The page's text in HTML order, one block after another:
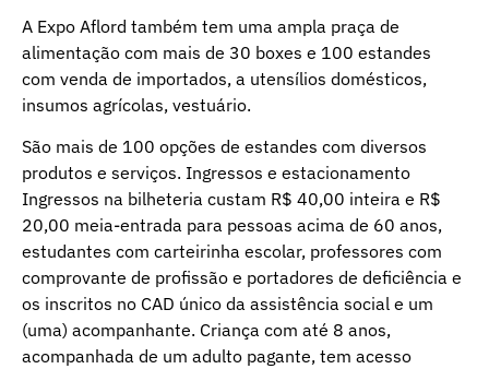
A Expo Aflord também tem uma ampla praça de
alimentação com mais de 30 boxes e 100 estandes
com venda de importados, a utensílios domésticos,
insumos agrícolas, vestuário.
São mais de 100 opções de estandes com diversos
produtos e serviços. Ingressos e estacionamento
Ingressos na bilheteria custam R$ 40,00 inteira e R$
20,00 meia-entrada para pessoas acima de 60 anos,
estudantes com carteirinha escolar, professores com
comprovante de profissão e portadores de deficiência e
os inscritos no CAD único da assistência social e um
(uma) acompanhante. Criança com até 8 anos,
acompanhada de um adulto pagante, tem acesso